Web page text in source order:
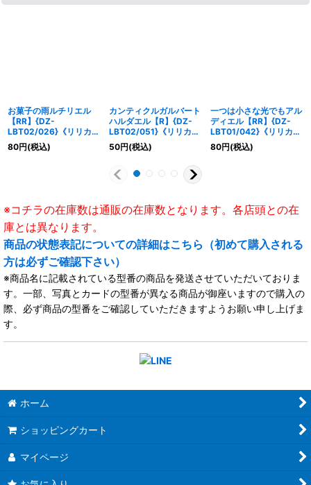
お菓子の雨ルチリエル
【RR】{DZ-
LBT02/026}《リリカル
モナステリオ》
80円(税込)
カンティクルガルバート
ハルダエル【R】{DZ-
LBT02/051}《リリカル
モナステリオ》
50円(税込)
一つは小さな光でもアル
ディエル【RR】{DZ-
LBT01/042}《リリカル
モナステリオ》
80円(税込)
※コチラの在庫数は通販の在庫数となります。各店頭との在
庫とは異なります。
商品の状態表記についての詳細はこちら（初めて購入される
方は必ずご確認下さい）
※商品名に記載されている型番の商品を発送させていただいておりま
す。一部、写真とカードの型番が異なる商品が御座いますので購入の
際、必ず商品の型番をご確認していただきますようお願い申し上げま
す。
ホーム
ショッピングカート
マイページ